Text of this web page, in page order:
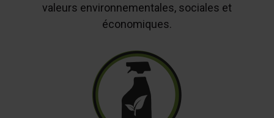
valeurs environnementales, sociales et
économiques.